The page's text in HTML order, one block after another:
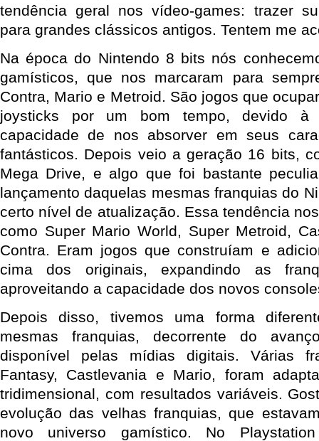
tendência geral nos vídeo-games: trazer
para grandes clássicos antigos. Tentem me
Na época do Nintendo 8 bits nós
gamísticos, que nos marcaram para
Contra, Mario e Metroid. São jogos que
joysticks por um bom tempo, devido à
capacidade de nos absorver em seus
fantásticos. Depois veio a geração 16 bits,
Mega Drive, e algo que foi bastante
lançamento daquelas mesmas franquias do
certo nível de atualização. Essa tendência
como Super Mario World, Super Metroid,
Contra. Eram jogos que construíam e
cima dos originais, expandindo as
aproveitando a capacidade dos novos
Depois disso, tivemos uma forma
mesmas franquias, decorrente do
disponível pelas mídias digitais. Várias
Fantasy, Castlevania e Mario, foram
tridimensional, com resultados variáveis.
evolução das velhas franquias, que
novo universo gamístico. No